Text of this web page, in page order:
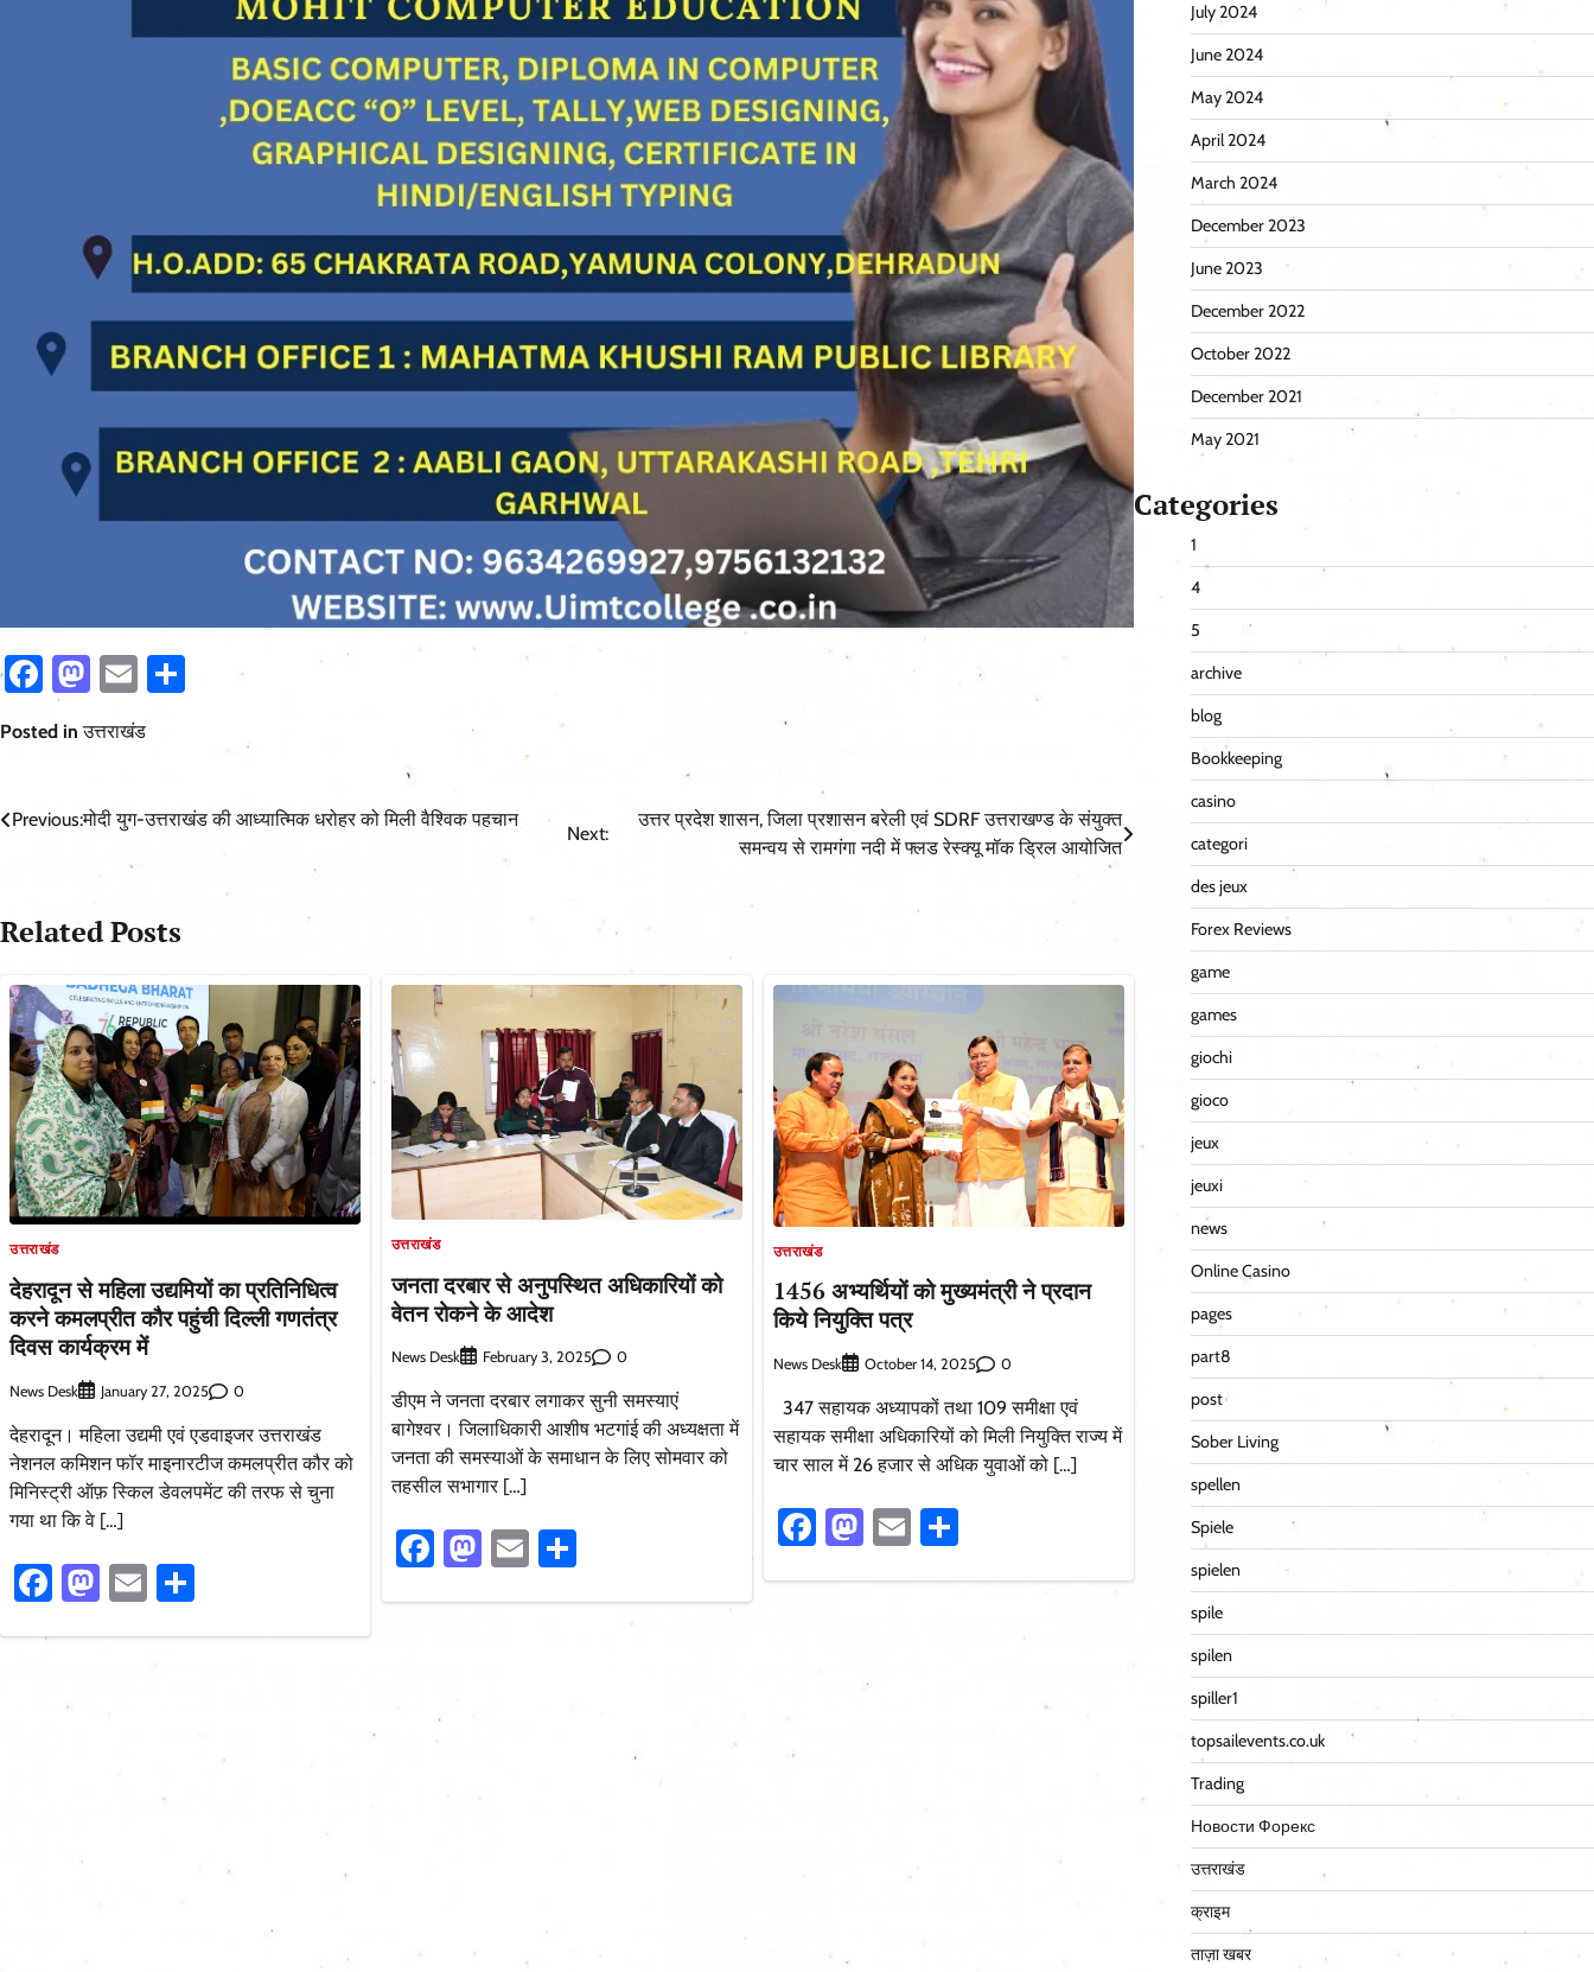
Facebook
Mastodon
EmailShare
Posted inउत्तराखंड
Post
navigation
Previous:मोदी युग-उत्तराखंड की आध्यात्मिक धरोहर को मिली वैश्विक पहचान
Next:
उत्तर प्रदेश शासन, जिला प्रशासन बरेली एवं SDRF उत्तराखण्ड के संयुक्त
समन्वय से रामगंगा नदी में फ्लड रेस्क्यू मॉक ड्रिल आयोजित
Related Posts
उत्तराखंड
देहरादून से महिला उद्यमियों का प्रतिनिधित्व
करने कमलप्रीत कौर पहुंची दिल्ली गणतंत्र
दिवस कार्यक्रम में
News Desk January 27, 2025 0
देहरादून। महिला उद्यमी एवं एडवाइजर उत्तराखंड
नेशनल कमिशन फॉर माइनारटीज कमलप्रीत कौर को
मिनिस्ट्री ऑफ़ स्किल डेवलपमेंट की तरफ से चुना
गया था कि वे […]
Facebook
Mastodon
Email
उत्तराखंड
जनता दरबार से अनुपस्थित अधिकारियों को
वेतन रोकने के आदेश
News Desk February 3, 2025 0
डीएम ने जनता दरबार लगाकर सुनी समस्याएं
बागेश्वर। जिलाधिकारी आशीष भटगांई की अध्यक्षता में
जनता की समस्याओं के समाधान के लिए सोमवार को
तहसील सभागार […]
Facebook
Mastodon
EmailShare
उत्तराखंड
1456 अभ्यर्थियों को मुख्यमंत्री ने प्रदान
किये नियुक्ति पत्र
News Desk October 14, 2025 0
347 सहायक अध्यापकों तथा 109 समीक्षा एवं
सहायक समीक्षा अधिकारियों को मिली नियुक्ति राज्य में
चार साल में 26 हजार से अधिक युवाओं को […]
Facebook
Mastodon
EmailShare
July 2024
June 2024
May 2024
April 2024
March 2024
December 2023
June 2023
December 2022
October 2022
December 2021
May 2021
Categories
1
4
5
archive
blog
Bookkeeping
casino
categori
des jeux
Forex Reviews
game
games
giochi
gioco
jeux
jeuxi
news
Online Casino
pages
part8
post
Sober Living
spellen
Spiele
spielen
spile
spilen
spiller1
topsailevents.co.uk
Trading
Новости Форекс
उत्तराखंड
क्राइम
ताज़ा खबर